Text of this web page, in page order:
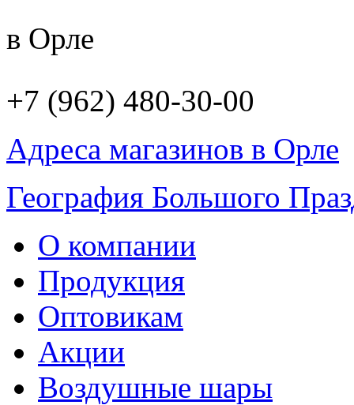
в Орле
+7 (962) 480-30-00
Адреса магазинов в Орле
География Большого
О компании
Продукция
Оптовикам
Акции
Воздушные шары